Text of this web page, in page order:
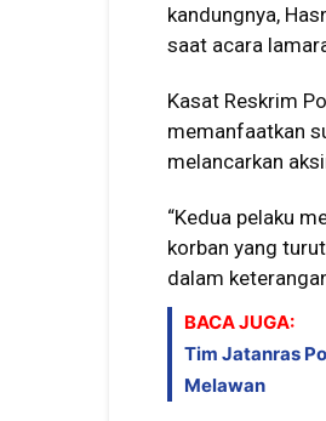
kandungnya,
saat acara
Kasat Reskrim
memanfaatkan
melancarkan
“Kedua pelaku
korban yang
dalam
BACA JUGA:
Tim Jatanras
Melawan